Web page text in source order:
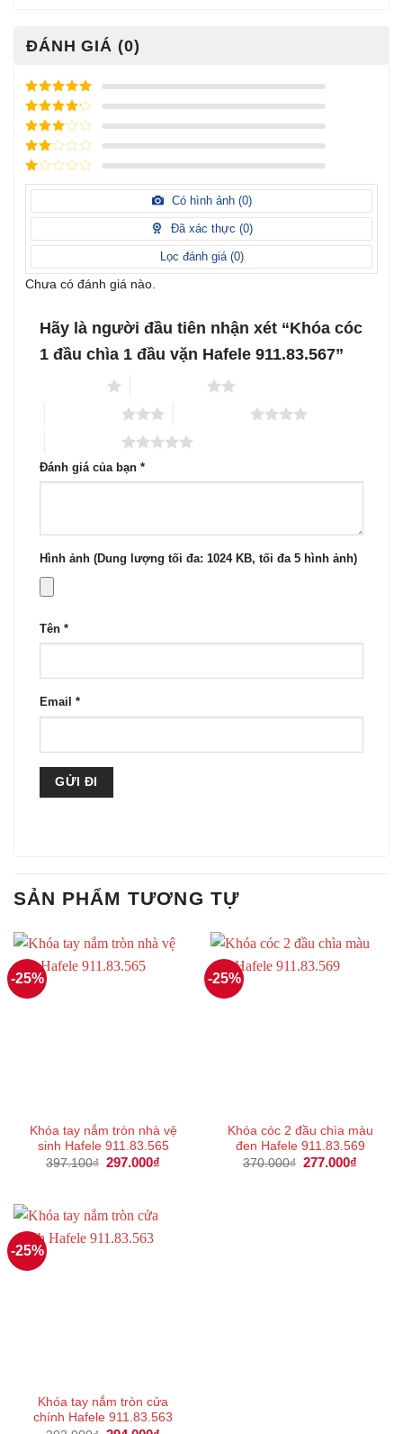
ĐÁNH GIÁ (0)
Được xếp
hạng
5
5
sao
Được xếp
hạng
4
5
sao
Được
xếp
hạng3
5 sao
Được
hạng
sao
Được
hạng
sao
Có hình ảnh (0)
Đã xác thực (0)
Lọc đánh giá (0)
Chưa có đánh giá nào.
Hãy là người đầu tiên nhận xét “Khóa cóc
1 đầu chìa 1 đầu vặn Hafele 911.83.567”
Đánh giá của bạn *
Hình ảnh (Dung lượng tối đa: 1024 KB, tối đa 5 hình ảnh)
Tên *
Email *
SẢN PHẨM TƯƠNG TỰ
-25%
Khóa tay nắm tròn nhà vệ
sinh Hafele 911.83.565
397.100₫ Giá
297.000₫
-25%
Khóa cóc 2 đầu chìa màu
đen Hafele 911.83.569
370.000₫ Giá
277.000₫
-25%
Khóa tay nắm tròn cửa
chính Hafele 911.83.563